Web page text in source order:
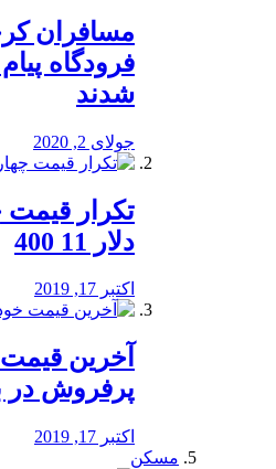
مسافران
فرودگاه
شدند
جولای 2, 2020
تکرار
دلار 11 400
اکتبر 17, 2019
آخرین
پرفروش در
اکتبر 17, 2019
مسکن